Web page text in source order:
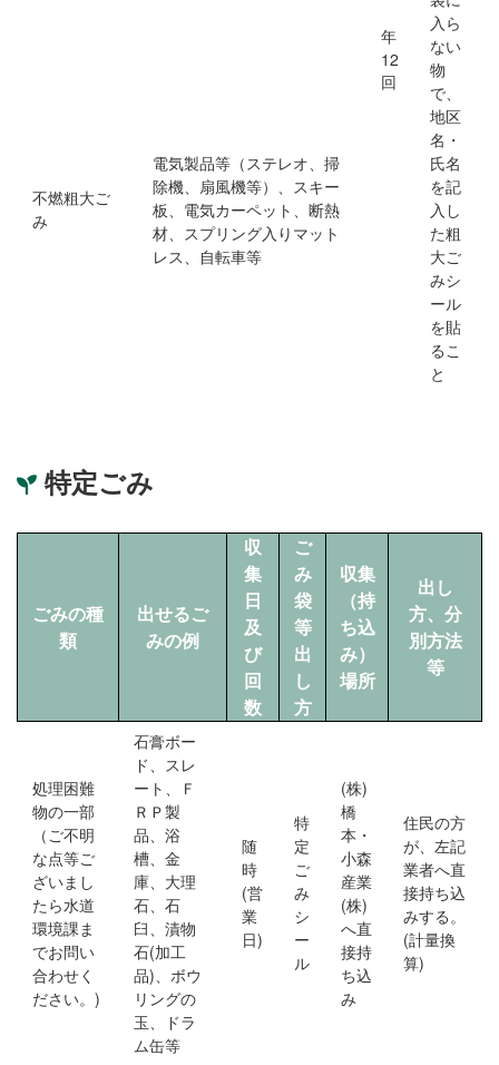
年
12
回
入ら
ない
物
で、
地区
名・
氏名
を記
入し
た粗
大ご
みシ
ール
を貼
るこ
と
不燃粗大ご
み
電気製品等（ステレオ、掃
除機、扇風機等）、スキー
板、電気カーペット、断熱
材、スプリング入りマット
レス、自転車等
特定ごみ
ごみの種
類
出せるご
みの例
収
集
日
及
び
回
数
ご
み
袋
等
出
し
方
収集
（持
ち込
み）
場所
出し
方、分
別方法
等
処理困難
物の一部
（ご不明
な点等ご
ざいまし
たら水道
環境課ま
でお問い
合わせく
ださい。)
石膏ボー
ド、スレ
ート、Ｆ
ＲＰ製
品、浴
槽、金
庫、大理
石、石
臼、漬物
石(加工
品)、ボウ
リングの
玉、ドラ
ム缶等
随
時
(営
業
日)
特
定
ご
み
シ
ー
ル
(株)
橋
本・
小森
産業
(株)
へ直
接持
ち込
み
住民の方
が、左記
業者へ直
接持ち込
みする。
(計量換
算)